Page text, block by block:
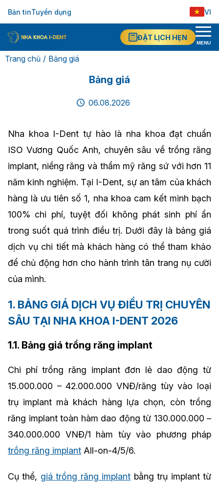
Bản tinTuyển dụng
VI
EN
ĐẶT LỊCH HẸN
MENU
Trang chủ Bảng giá
Bảng giá
06.08.2026
Nha khoa I-Dent tự hào là nha khoa đạt chuẩn
ISO Vương Quốc Anh, chuyên sâu về trồng răng
implant, niềng răng và thẩm mỹ răng sứ với hơn 11
năm kinh nghiệm. Tại I-Dent, sự an tâm của khách
hàng là ưu tiên số 1, nha khoa cam kết minh bạch
100% chi phí, tuyệt đối không phát sinh phí ẩn
trong suốt quá trình điều trị. Dưới đây là bảng giá
dịch vụ chi tiết mà khách hàng có thể tham khảo
để chủ động hơn cho hành trình tân trang nụ cười
của mình.
1. BẢNG GIÁ DỊCH VỤ ĐIỀU TRỊ CHUYÊN
SÂU TẠI NHA KHOA I-DENT 2026
1.1. Bảng giá trồng răng implant
Chi phí trồng răng implant đơn lẻ dao động từ
15.000.000 – 42.000.000 VNĐ/răng tùy vào loại
trụ implant mà khách hàng lựa chọn, còn trồng
răng implant toàn hàm dao động từ 130.000.000 –
340.000.000 VNĐ/1 hàm tùy vào phương pháp
trồng răng implant All-on-4/5/6.
Cụ thể, giá trồng răng implant bằng trụ implant từ